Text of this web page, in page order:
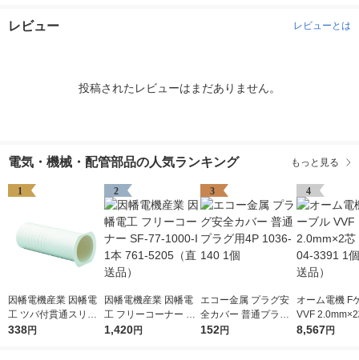
レビュー レビューとは
投稿されたレビューはまだありません。
電気・機械・配管部品の人気ランキング もっと見る
1
因幡電機産業 因幡電
工 ツバ付貫通スリー
ブ FPW-60 1個 761-3
338円
2
因幡電機産業 因幡電
工 フリーコーナー SF
-77-1000-I 1本 761-5
1,420円
3
エコー金属 プラグ安
全カバー 普通プラグ
用4P 1036-140 1個
152円
4
オーム電機 F
VVF
04-3391 1個
8,567円